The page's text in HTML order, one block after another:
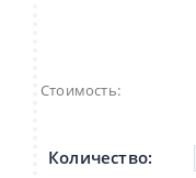
Стоимость: